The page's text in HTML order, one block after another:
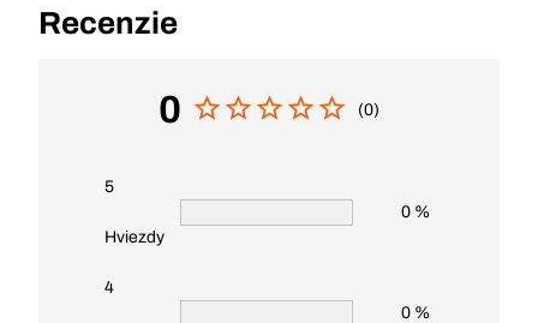
Recenzie
0 (0)
5
Hviezdy
0 %
4
0 %